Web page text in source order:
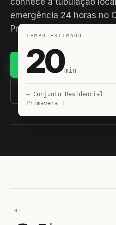
emergência 24 horas no
Primavera I🚨
(11)
TEMPO ESTIMADO
20min
→ Conjunto Residencial
Primavera I
01